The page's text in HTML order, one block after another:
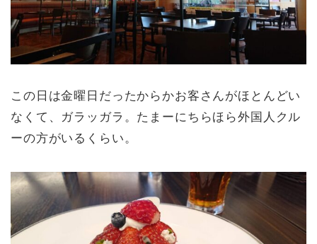
この日は金曜日だったからかお客さんがほとんどい
なくて、ガラッガラ。たまーにちらほら外国人クル
ーの方がいるくらい。